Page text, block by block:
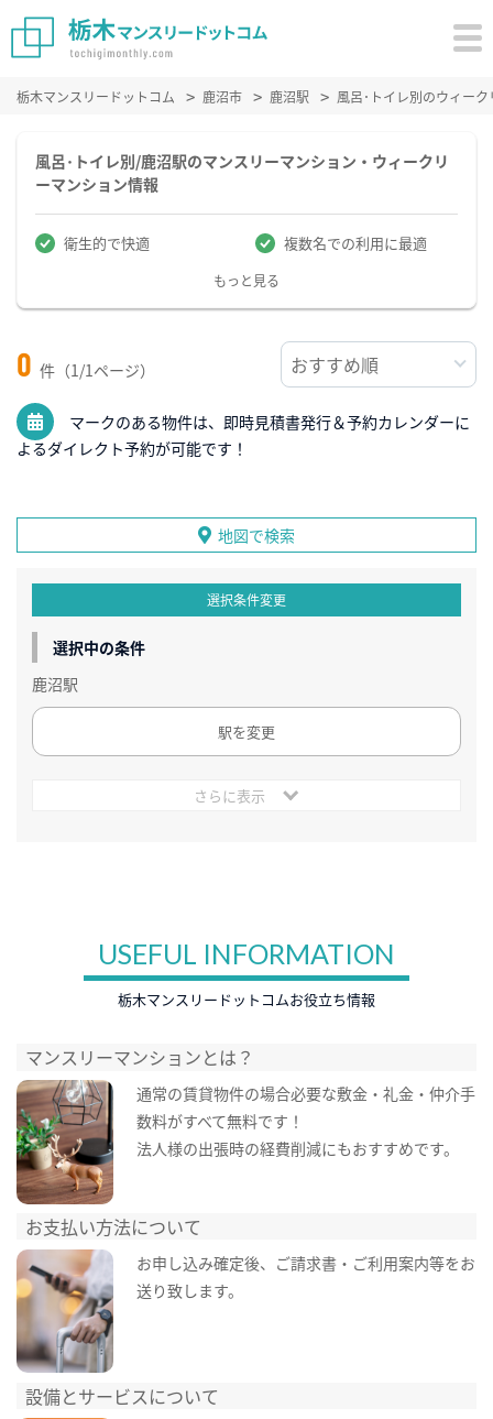
栃木マンスリードットコム 鹿沼市 鹿沼駅 風呂･トイレ別のウィー
風呂･トイレ別/鹿沼駅のマンスリーマンション・ウィークリ
ーマンション情報
衛生的で快適 複数名での利用に最適
もっと見る
0 件（1/1ページ）
マークのある物件は、即時見積書発行＆予約カレンダーに
よるダイレクト予約が可能です！
地図で検索
選択条件変更
選択中の条件
鹿沼駅
駅を変更
さらに表示
USEFUL INFORMATION
栃木マンスリードットコムお役立ち情報
マンスリーマンションとは？
通常の賃貸物件の場合必要な敷金・礼金・仲介手
数料がすべて無料です！
法人様の出張時の経費削減にもおすすめです。
お支払い方法について
お申し込み確定後、ご請求書・ご利用案内等をお
送り致します。
設備とサービスについて